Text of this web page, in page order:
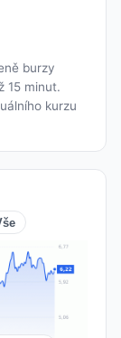
burzy
15 minut.
kurzu